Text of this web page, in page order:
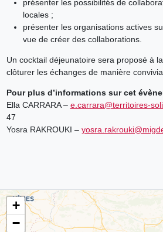
présenter les possibilités de
locales ;
présenter les organisations actives
vue de créer des collaborations.
Un cocktail déjeunatoire sera proposé à
clôturer les échanges de manière
Pour plus d’informations sur cet
Ella CARRARA – e.carrara@territoires-
47
Yosra RAKROUKI –
+
−